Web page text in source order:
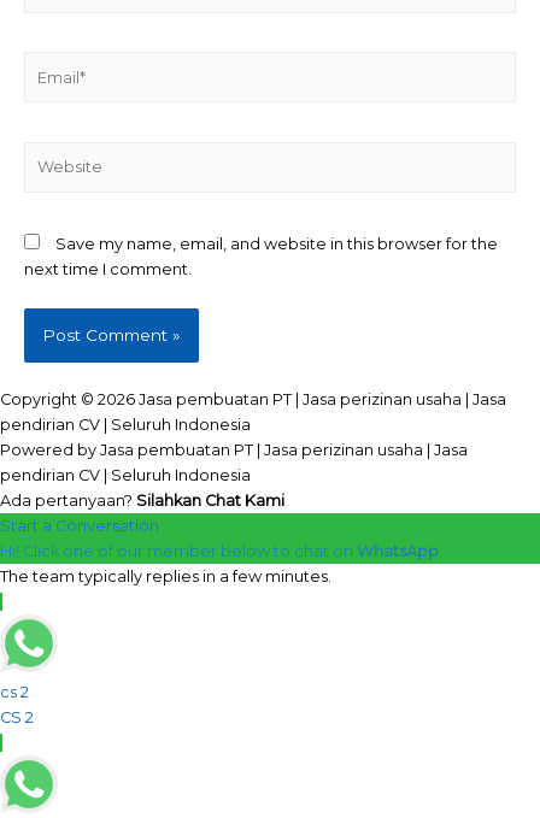
Save my name, email, and website in this browser for the
next time I comment.
Copyright © 2026 Jasa pembuatan PT | Jasa perizinan usaha | Jasa
pendirian CV | Seluruh Indonesia
Powered by Jasa pembuatan PT | Jasa perizinan usaha | Jasa
pendirian CV | Seluruh Indonesia
Ada pertanyaan? Silahkan Chat Kami
Start a Conversation
Hi! Click one of our member below to chat on WhatsApp
The team typically replies in a few minutes.
cs 2
CS 2